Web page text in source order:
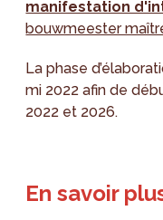
manifestation
bouwmeester
La phase
mi 2022 afin de
2022 et 2026.
En savoir